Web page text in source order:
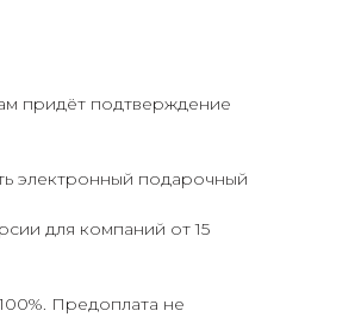
придëт подтверждение
электронный подарочный
для компаний от 15
Предоплата не